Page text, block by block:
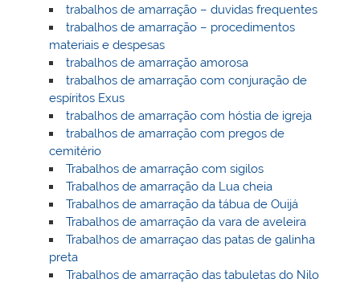
trabalhos de amarração – duvidas frequentes
trabalhos de amarração – procedimentos
materiais e despesas
trabalhos de amarração amorosa
trabalhos de amarração com conjuração de
espíritos Exus
trabalhos de amarração com hóstia de igreja
trabalhos de amarração com pregos de
cemitério
Trabalhos de amarração com sigilos
Trabalhos de amarração da Lua cheia
Trabalhos de amarração da tábua de Ouijá
Trabalhos de amarração da vara de aveleira
Trabalhos de amarraçao das patas de galinha
preta
Trabalhos de amarração das tabuletas do Nilo